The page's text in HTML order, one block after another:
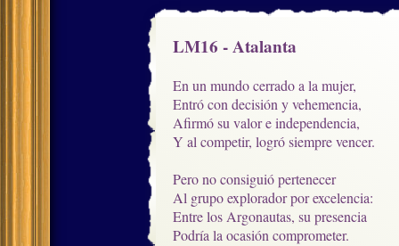
LM16 - Atalanta
En un mundo cerrado a la mujer,
Entró con decisión y vehemencia,
Afirmó su valor e independencia,
Y al competir, logró siempre vencer.
Pero no consiguió pertenecer
Al grupo explorador por excelencia:
Entre los Argonautas, su presencia
Podría la ocasión comprometer.